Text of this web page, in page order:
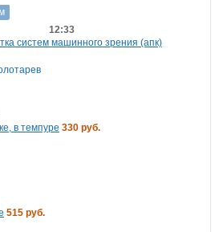
12:33
систем машинного зрения (апк)
в темпуре 330 руб.
515 руб.